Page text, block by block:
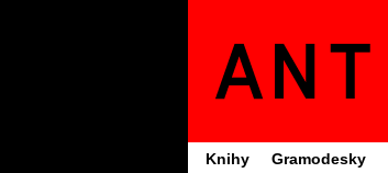
Knihy Gramodesky